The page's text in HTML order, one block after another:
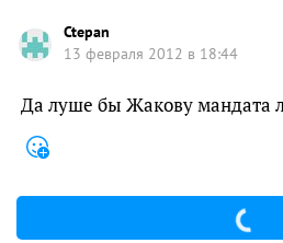
Ctepan
13 февраля 2012 в 18:44
Да луше бы Жакову мандата